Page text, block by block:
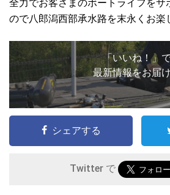
ので八郎潟西部承水路を末永くお楽
「いいね！」
最新情報をお届
シェアする
Twitter で